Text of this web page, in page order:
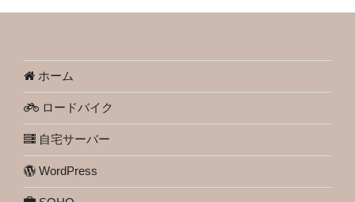
ホーム
ロードバイク
自宅サーバー
WordPress